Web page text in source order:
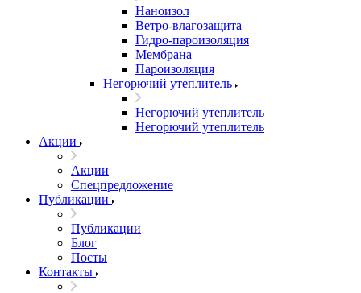
Наноизол
Ветро-влагозащита
Гидро-пароизоляция
Мембрана
Пароизоляция
Негорючий утеплитель
Негорючий утеплитель
Негорючий утеплитель
Акции
Акции
Спецпредложение
Публикации
Публикации
Блог
Посты
Контакты